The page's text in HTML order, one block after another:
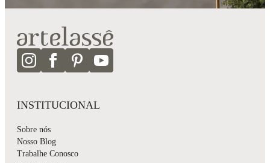
INSTITUCIONAL
Sobre nós
Nosso Blog
Trabalhe Conosco